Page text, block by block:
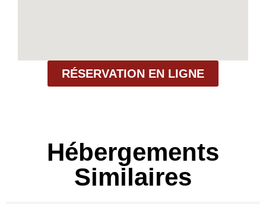
RÉSERVATION EN LIGNE
Hébergements
Similaires